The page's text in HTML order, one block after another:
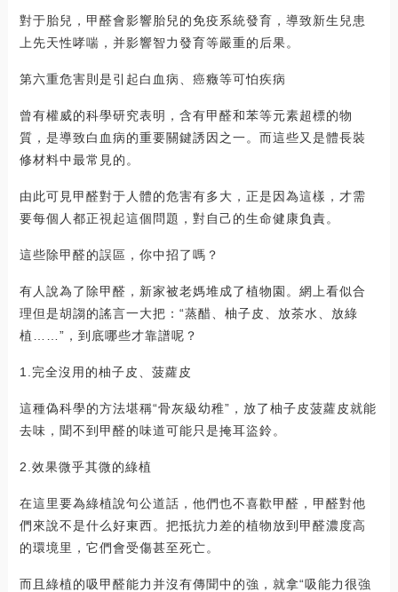
對于胎兒，甲醛會影響胎兒的免疫系統發育，導致新生兒患
上先天性哮喘，并影響智力發育等嚴重的后果。
第六重危害則是引起白血病、癌癥等可怕疾病
曾有權威的科學研究表明，含有甲醛和苯等元素超標的物
質，是導致白血病的重要關鍵誘因之一。而這些又是體長裝
修材料中最常見的。
由此可見甲醛對于人體的危害有多大，正是因為這樣，才需
要每個人都正視起這個問題，對自己的生命健康負責。
這些除甲醛的誤區，你中招了嗎？
有人說為了除甲醛，新家被老媽堆成了植物園。網上看似合
理但是胡謅的謠言一大把：“蒸醋、柚子皮、放茶水、放綠
植……”，到底哪些才靠譜呢？
1.完全沒用的柚子皮、菠蘿皮
這種偽科學的方法堪稱“骨灰級幼稚”，放了柚子皮菠蘿皮就能
去味，聞不到甲醛的味道可能只是掩耳盜鈴。
2.效果微乎其微的綠植
在這里要為綠植說句公道話，他們也不喜歡甲醛，甲醛對他
們來說不是什么好東西。把抵抗力差的植物放到甲醛濃度高
的環境里，它們會受傷甚至死亡。
而且綠植的吸甲醛能力并沒有傳聞中的強，就拿“吸能力很強